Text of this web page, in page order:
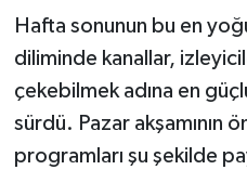
Hafta sonunun bu en
diliminde kanallar,
çekebilmek adına en
sürdü. Pazar akşamının
programları şu şekilde